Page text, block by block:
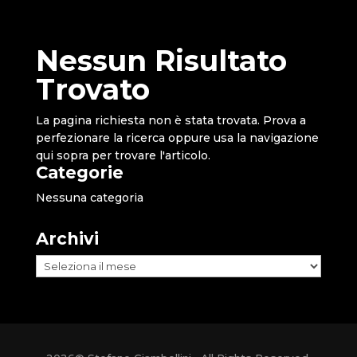
Nessun Risultato
Trovato
La pagina richiesta non è stata trovata. Prova a
perfezionare la ricerca oppure usa la navigazione
qui sopra per trovare l'articolo.
Categorie
Nessuna categoria
Archivi
Archivi